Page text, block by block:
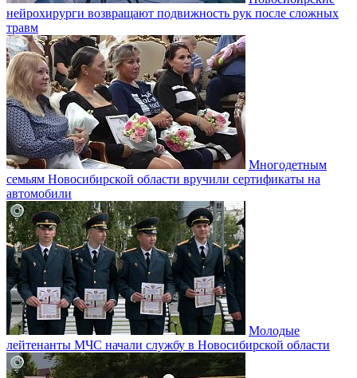
нейрохирурги возвращают подвижность рук после сложных
травм
Многодетным
семьям Новосибирской области вручили сертификаты на
автомобили
Молодые
лейтенанты МЧС начали службу в Новосибирской области